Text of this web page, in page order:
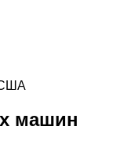
США
машин